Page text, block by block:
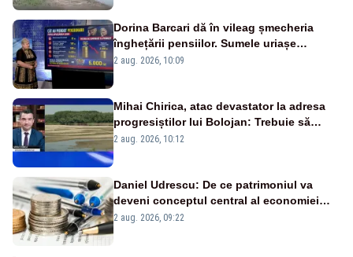
Dorina Barcari dă în vileag șmecheria
înghețării pensiilor. Sumele uriașe
pierdute de fiecare român
2 aug. 2026, 10:09
Mihai Chirica, atac devastator la adresa
progresiștilor lui Bolojan: Trebuie să
protejăm și natura, dar nu șținem omaneii
2 aug. 2026, 10:12
Daniel Udrescu: De ce patrimoniul va
deveni conceptul central al economiei
viitoare?
2 aug. 2026, 09:22